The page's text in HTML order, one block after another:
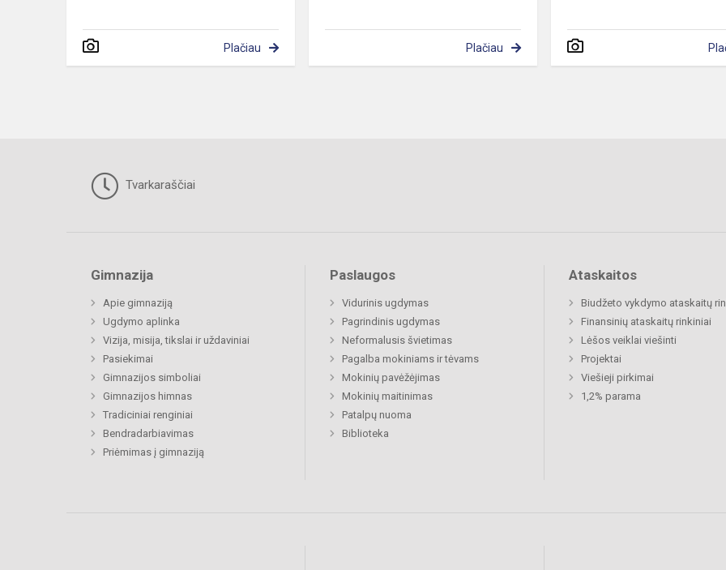
Plačiau Plačiau
Tvarkaraščiai
Gimnazija
Apie gimnaziją
Ugdymo aplinka
Vizija, misija, tikslai ir uždaviniai
Pasiekimai
Gimnazijos simboliai
Gimnazijos himnas
Tradiciniai renginiai
Bendradarbiavimas
Priėmimas į gimnaziją
Paslaugos
Vidurinis ugdymas
Pagrindinis ugdymas
Neformalusis švietimas
Pagalba mokiniams ir tėvams
Mokinių pavėžėjimas
Mokinių maitinimas
Patalpų nuoma
Biblioteka
Ataskaitos
Biudžeto vykdymo ataskaitų
Finansinių ataskaitų rinkiniai
Lėšos veiklai viešinti
Projektai
Viešieji pirkimai
1,2% parama